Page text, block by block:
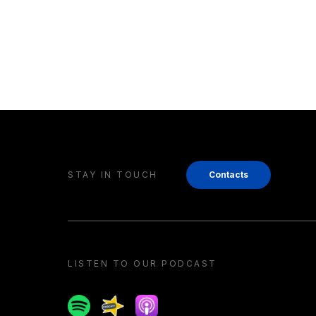
STAY IN TOUCH Contacts
LISTEN TO OUR PODCAST
SpotifySpreakerApple podcast